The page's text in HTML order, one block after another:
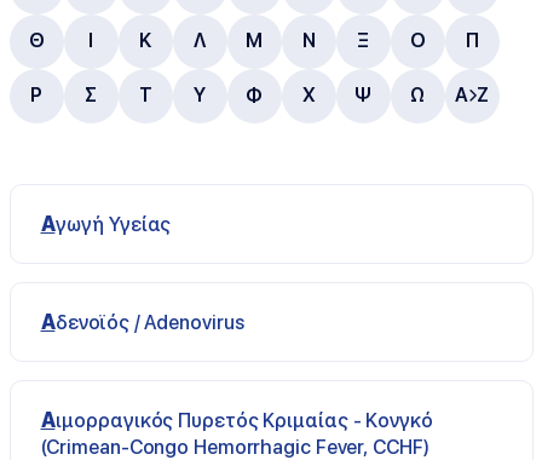
Θ Κ Λ Μ Ν Ξ Ο Π
Ρ Σ Τ Υ Φ Χ Ψ Ω A Z
Αγωγή Υγείας
Αδενοϊός / Adenovirus
Αιμορραγικός Πυρετός Κριμαίας - Κονγκό
(Crimean-Congo Hemorrhagic Fever, CCHF)